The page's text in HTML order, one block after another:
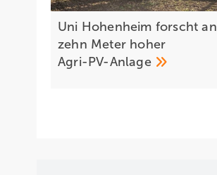
Uni Hohenheim forscht an
zehn Meter hoher
Agri-PV-Anlage